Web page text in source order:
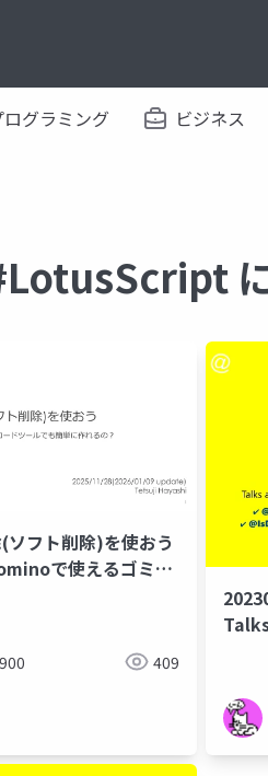
ログラミング ビジネス
ソフト削除)を使おう
で使えるゴミ箱
409